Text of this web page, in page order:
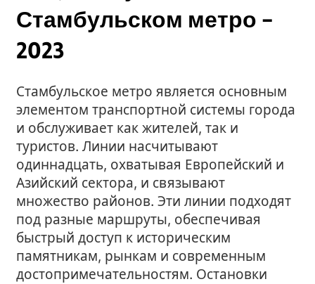
Стамбульском метро –
2023
Стамбульское метро является основным
элементом транспортной системы города
и обслуживает как жителей, так и
туристов. Линии насчитывают
одиннадцать, охватывая Европейский и
Азийский сектора, и связывают
множество районов. Эти линии подходят
под разные маршруты, обеспечивая
быстрый доступ к историческим
памятникам, рынкам и современным
достопримечательностям. Остановки